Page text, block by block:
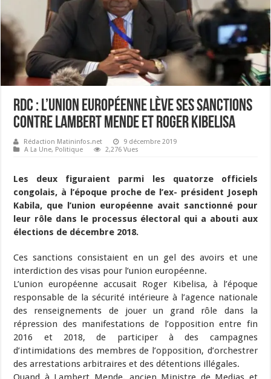
RDC : L’Union Européenne lève ses sanctions
contre Lambert Mende et Roger Kibelisa
Rédaction Matininfos.net
9 décembre 2019
A La Une, Politique 2,276 Vues
Les deux figuraient parmi les quatorze officiels
congolais, à l’époque proche de l’ex- président Joseph
Kabila, que l’union européenne avait sanctionné pour
leur rôle dans le processus électoral qui a abouti aux
élections de décembre 2018.
Ces sanctions consistaient en un gel des avoirs et une
interdiction des visas pour l’union européenne.
L’union européenne accusait Roger Kibelisa, à l’époque
responsable de la sécurité intérieure à l’agence nationale
des renseignements de jouer un grand rôle dans la
répression des manifestations de l’opposition entre fin
2016 et 2018, de participer à des campagnes
d’intimidations des membres de l’opposition, d’orchestrer
des arrestations arbitraires et des détentions illégales.